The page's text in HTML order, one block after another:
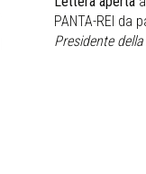
PANTA-REI da
Presidente